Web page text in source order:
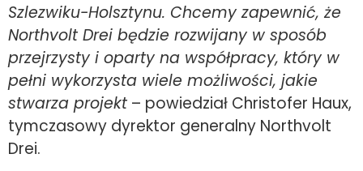
Szlezwiku-Holsztynu. Chcemy zapewnić, że
Northvolt Drei będzie rozwijany w sposób
przejrzysty i oparty na współpracy, który w
pełni wykorzysta wiele możliwości, jakie
stwarza projekt – powiedział Christofer Haux,
tymczasowy dyrektor generalny Northvolt
Drei.